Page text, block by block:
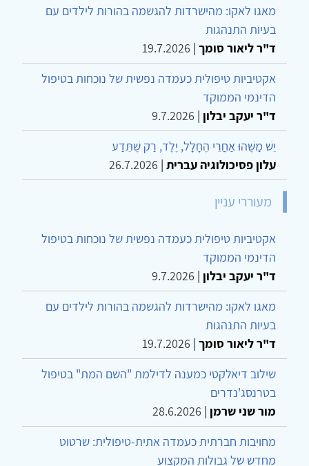
מודל שלוש המערכות לוויסות רגשי של גילברט
בפסיכולוגיה רפואית של
יששכר עשת|
17.7.2026
מאגו לאקו: מהישרדות להגשמה בהורות לילדים עם
בעיות התנהגות
ד"ר ליאור סומך|
19.7.2026
אקטיביות טיפולית כעמדה נפשית של נוכחות בטיפול
הדינמי הממוקד
ד"ר יעקב יבלון|
9.7.2026
יֵשׁ מַשֶּׁהוּ אַחֲרֵי הֶחָלָל, יֶלֶד, רַק שֶׁתֵּדַע
עלון פסיכולוגיה עברית
26.7.2026
מעוררי עניין
אקטיביות טיפולית כעמדה נפשית של נוכחות בטיפול
הדינמי הממוקד
ד"ר יעקב יבלון|
9.7.2026
מאגו לאקו: מהישרדות להגשמה בהורות לילדים עם
בעיות התנהגות
ד"ר ליאור סומך|
19.7.2026
שילוב דיאלקטי כמענה לדילמת "השם המת" בטיפול
בטרנסג'נדרים